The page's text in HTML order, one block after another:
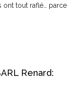
ont tout raflé… parce
Renard: